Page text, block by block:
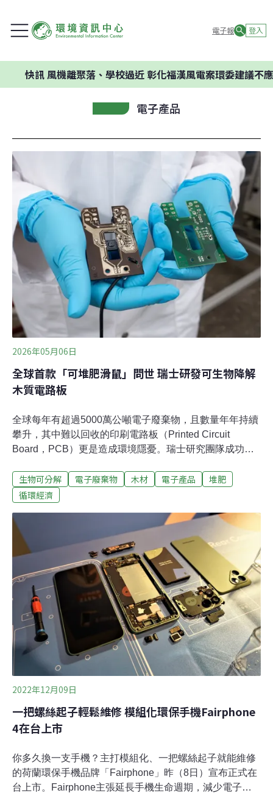
電子報 登入
風機離聚落、學校過近 彰化福漢風電案環委建議不應開發
電子產品
2026年05月06日
全球首款「可堆肥滑鼠」問世 瑞士研發可生物降解
木質電路板
全球每年有超過5000萬公噸電子廢棄物，且數量年年持續
攀升，其中難以回收的印刷電路板（Printed Circuit
Board，PCB）更是造成環境隱憂。瑞士研究團隊成功以
步設計出可堆肥回收的滑鼠，為電子業永續發展帶來關鍵
突破。傳統電路板回收陷困境 每年釀5000萬噸電子廢棄物
刷，幾乎所有電子產品都仰賴印刷電路板運作。這些看似
不起眼的綠色薄板，負責串聯裝置內部所有電子零件，是
科技產品不可或缺的核心元件。然而，這項高科技產業的
關鍵元件，卻隱藏龐大的環境代價。根據多項國際統計，
全球每年產生超過5000萬公噸電子廢棄物，主要來源之
一，即為難以回收的塑膠與複合材料。目前市面上的印刷
電路板原料通常為玻璃纖維強化環氧樹脂（fiber-
reinforced epoxy resin），這種由玻璃纖維與石化原
生物可分解 電子廢棄物 木材 電子產品
堆肥
循環經濟
2022年12月09日
一把螺絲起子輕鬆維修 模組化環保手機Fairphone
4在台上市
你多久換一支手機？主打模組化、一把螺絲起子就能維修
的荷蘭環保手機品牌「Fairphone」昨（8日）宣布正式在
台上市。Fairphone主張延長手機生命週期，減少電子廢